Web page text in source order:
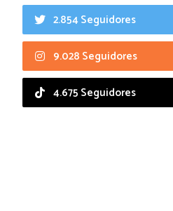
2.854 Seguidores
9.028 Seguidores
4.675 Seguidores